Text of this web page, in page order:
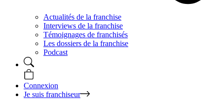
Actualités de la franchise
Interviews de la franchise
Témoignages de franchisés
Les dossiers de la franchise
Podcast
Connexion
Je suis franchiseur